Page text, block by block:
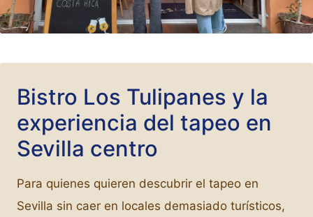
Bistro Los Tulipanes y la
experiencia del tapeo en
Sevilla centro
Para quienes quieren descubrir el tapeo en
Sevilla sin caer en locales demasiado turísticos,